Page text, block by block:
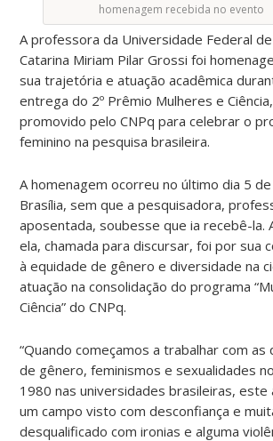
homenagem recebida no evento
A professora da Universidade Federal de
Catarina Miriam Pilar Grossi foi
sua trajetória e atuação acadêmica
entrega do 2º Prêmio Mulheres e Ciência,
promovido pelo CNPq para celebrar o
feminino na pesquisa brasileira.
A homenagem ocorreu no último dia 5
Brasília, sem que a pesquisadora,
aposentada, soubesse que ia recebê-la.
ela, chamada para discursar, foi por sua
à equidade de gênero e diversidade na
atuação na consolidação do programa
Ciência” do CNPq.
“Quando começamos a trabalhar com as
de gênero, feminismos e sexualidades
1980 nas universidades brasileiras, este
um campo visto com desconfiança e
desqualificado com ironias e alguma